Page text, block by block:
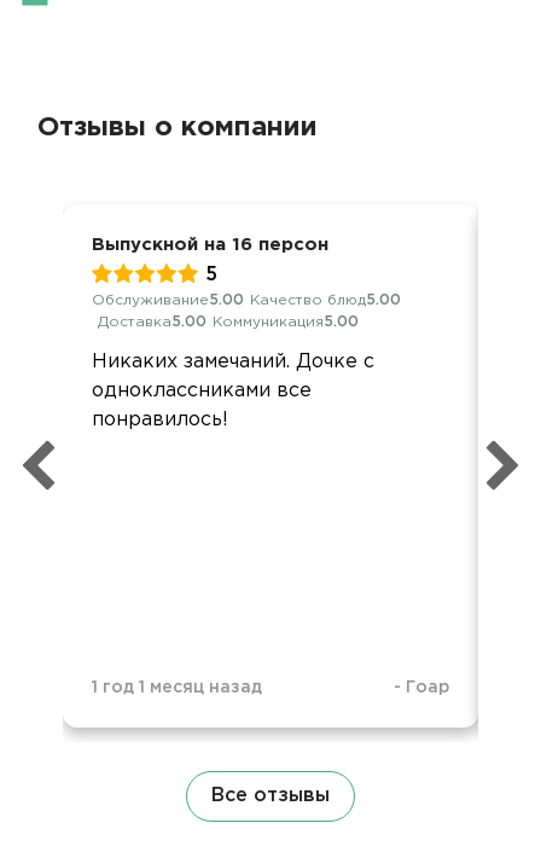
Отзывы о компании
Выпускной на 16 персон
5
Обслуживание5.00 Качество блюд5.00
Доставка5.00 Коммуникация5.00
Никаких замечаний. Дочке с
одноклассниками все
понравилось!
1 год 1 месяц назад - Гоар
Все отзывы